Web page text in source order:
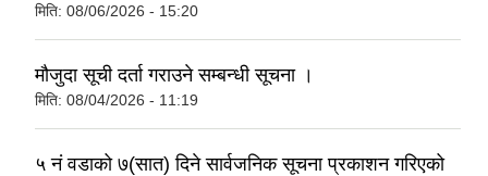
मिति: 08/06/2026 - 15:20
मौजुदा सूची दर्ता गराउने सम्बन्धी सूचना ।
मिति: 08/04/2026 - 11:19
५ नं वडाको ७(सात) दिने सार्वजनिक सूचना प्रकाशन गरिएको